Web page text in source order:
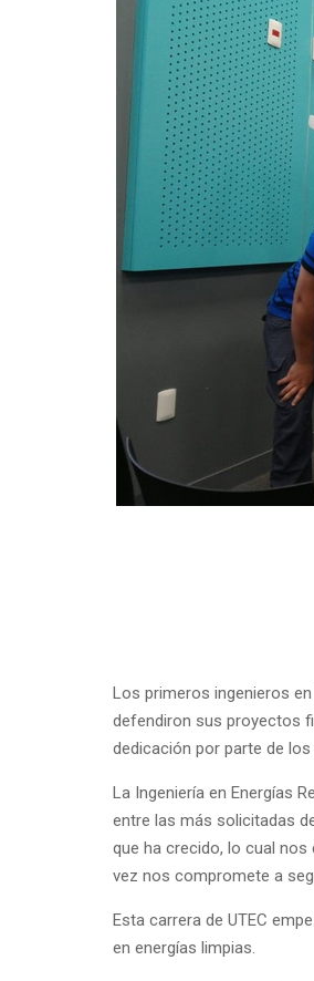
Los primeros ingenieros en
defendiron sus proyectos
dedicación por parte de los
La Ingeniería en Energías
entre las más solicitadas
que ha crecido, lo cual
vez nos compromete a
Esta carrera de UTEC
en energías limpias.